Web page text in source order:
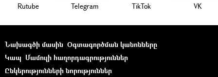
Rutube Telegram ТikТоk VK
Նախագծի մասին Օգտագործման կանոնները
Կապ Մամուլի հաղորդագրություններ
Ընկերությունների նորություններ